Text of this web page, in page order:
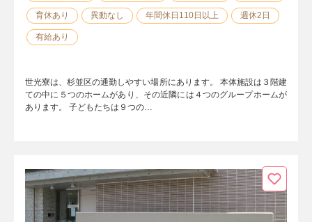
育休あり 異動なし 年間休日110日以上 週休2日
有給あり
世光寮は、杉並区の通勤しやすい場所にあります。 本体施設は３階建
ての中に５つのホームがあり、その近隣には４つのグループホームが
あります。 子どもたちは９つの…